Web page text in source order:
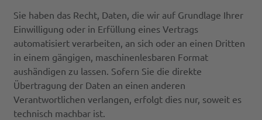
Sie haben das Recht, Daten, die wir auf Grundlage Ihrer
Einwilligung oder in Erfüllung eines Vertrags
automatisiert verarbeiten, an sich oder an einen Dritten
in einem gängigen, maschinenlesbaren Format
aushändigen zu lassen. Sofern Sie die direkte
Übertragung der Daten an einen anderen
Verantwortlichen verlangen, erfolgt dies nur, soweit es
technisch machbar ist.